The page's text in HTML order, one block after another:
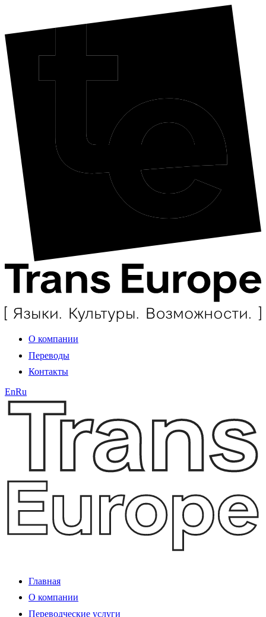
О компании
Переводы
Контакты
EnRu
Главная
О компании
Переводческие услуги